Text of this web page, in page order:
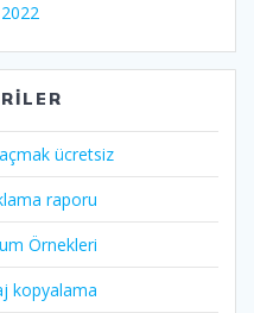
ücretsiz
raporu
Örnekleri
kopyalama